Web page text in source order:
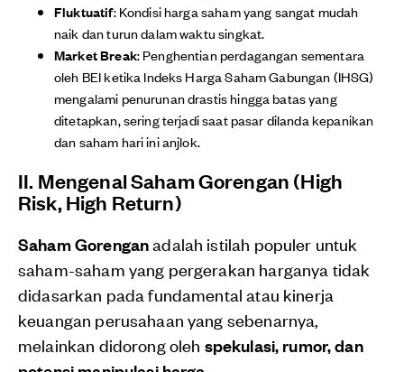
Fluktuatif: Kondisi harga saham yang sangat mudah
naik dan turun dalam waktu singkat.
Market Break: Penghentian perdagangan sementara
oleh BEI ketika Indeks Harga Saham Gabungan (IHSG)
mengalami penurunan drastis hingga batas yang
ditetapkan, sering terjadi saat pasar dilanda kepanikan
dan saham hari ini anjlok.
II. Mengenal Saham Gorengan (High
Risk, High Return)
Saham Gorenganadalah istilah populer untuk
saham-saham yang pergerakan harganya tidak
didasarkan pada fundamental atau kinerja
keuangan perusahaan yang sebenarnya,
melainkan didorong oleh spekulasi, rumor, dan